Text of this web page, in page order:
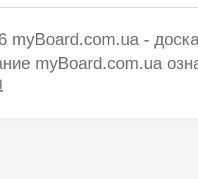
myBoard.com.ua -
myBoard.com.ua